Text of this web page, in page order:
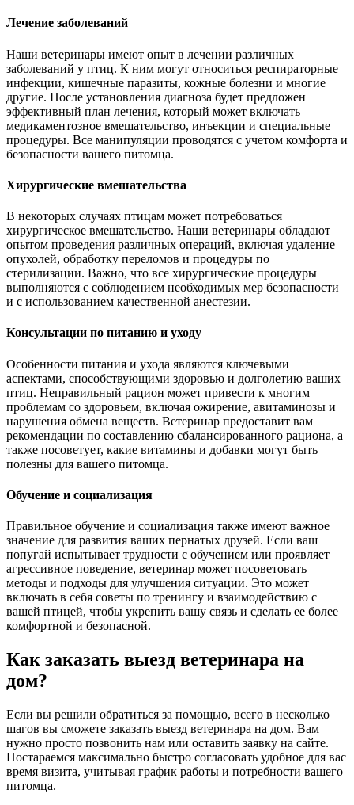
Лечение заболеваний
Наши ветеринары имеют опыт в лечении различных
заболеваний у птиц. К ним могут относиться респираторные
инфекции, кишечные паразиты, кожные болезни и многие
другие. После установления диагноза будет предложен
эффективный план лечения, который может включать
медикаментозное вмешательство, инъекции и специальные
процедуры. Все манипуляции проводятся с учетом комфорта и
безопасности вашего питомца.
Хирургические вмешательства
В некоторых случаях птицам может потребоваться
хирургическое вмешательство. Наши ветеринары обладают
опытом проведения различных операций, включая удаление
опухолей, обработку переломов и процедуры по
стерилизации. Важно, что все хирургические процедуры
выполняются с соблюдением необходимых мер безопасности
и с использованием качественной анестезии.
Консультации по питанию и уходу
Особенности питания и ухода являются ключевыми
аспектами, способствующими здоровью и долголетию ваших
птиц. Неправильный рацион может привести к многим
проблемам со здоровьем, включая ожирение, авитаминозы и
нарушения обмена веществ. Ветеринар предоставит вам
рекомендации по составлению сбалансированного рациона, а
также посоветует, какие витамины и добавки могут быть
полезны для вашего питомца.
Обучение и социализация
Правильное обучение и социализация также имеют важное
значение для развития ваших пернатых друзей. Если ваш
попугай испытывает трудности с обучением или проявляет
агрессивное поведение, ветеринар может посоветовать
методы и подходы для улучшения ситуации. Это может
включать в себя советы по тренингу и взаимодействию с
вашей птицей, чтобы укрепить вашу связь и сделать ее более
комфортной и безопасной.
Как заказать выезд ветеринара на
дом?
Если вы решили обратиться за помощью, всего в несколько
шагов вы сможете заказать выезд ветеринара на дом. Вам
нужно просто позвонить нам или оставить заявку на сайте.
Постараемся максимально быстро согласовать удобное для вас
время визита, учитывая график работы и потребности вашего
питомца.